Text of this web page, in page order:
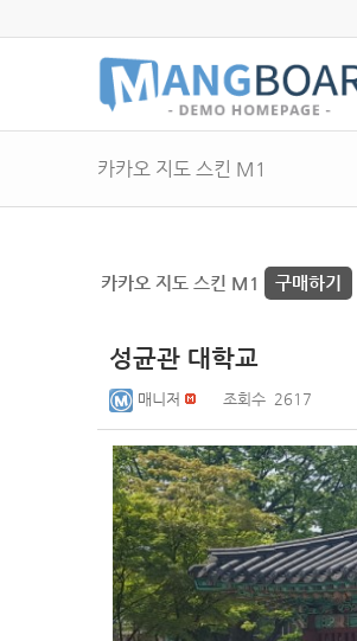
카카오 지도 스킨 M1
카카오 지도 스킨 M1 구매하기
성균관 대학교
매니저 조회수 2617